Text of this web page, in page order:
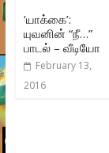
‘யாக்கை’:
யுவனின் “நீ…”
பாடல் – வீடியோ
February 13,
2016